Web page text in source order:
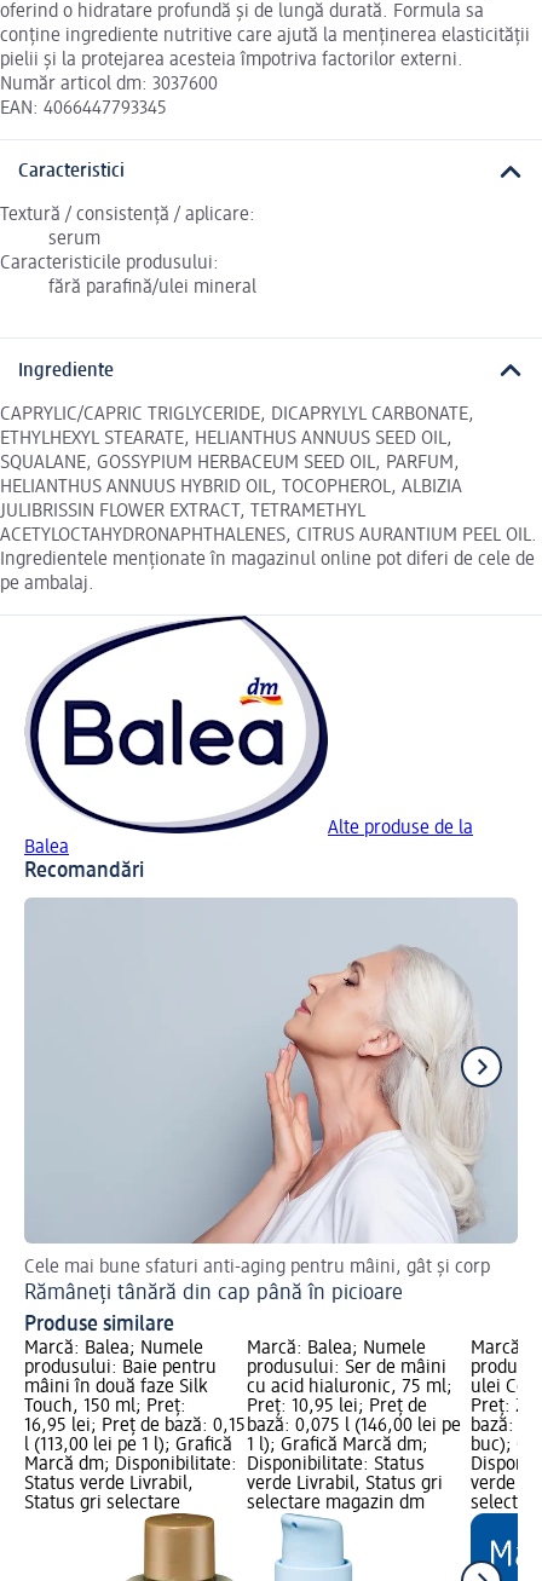
oferind o hidratare profundă și de lungă durată. Formula sa
conține ingrediente nutritive care ajută la menținerea elasticității
pielii și la protejarea acesteia împotriva factorilor externi.
Număr articol dm: 3037600
EAN: 4066447793345
Caracteristici
Textură / consistență / aplicare:
serum
Caracteristicile produsului:
fără parafină/ulei mineral
Ingrediente
CAPRYLIC/CAPRIC TRIGLYCERIDE, DICAPRYLYL CARBONATE,
ETHYLHEXYL STEARATE, HELIANTHUS ANNUUS SEED OIL,
SQUALANE, GOSSYPIUM HERBACEUM SEED OIL, PARFUM,
HELIANTHUS ANNUUS HYBRID OIL, TOCOPHEROL, ALBIZIA
JULIBRISSIN FLOWER EXTRACT, TETRAMETHYL
ACETYLOCTAHYDRONAPHTHALENES, CITRUS AURANTIUM PEEL OIL.
Ingredientele menționate în magazinul online pot diferi de cele de
pe ambalaj.
Alte produse de la
Balea
Recomandări
Cele mai bune sfaturi anti-aging pentru mâini, gât și corp
Rămâneți tânără din cap până în picioare
Produse similare
Marcă: Balea; Numele
produsului: Baie pentru
mâini în două faze Silk
Touch, 150 ml; Preț:
16,95 lei; Preț de bază: 0,15
l (113,00 lei pe 1 l); Grafică
Marcă dm; Disponibilitate:
Status verde Livrabil,
Status gri selectare
Marcă: Balea; Numele
produsului: Ser de mâini
cu acid hialuronic, 75 ml;
Preț: 10,95 lei; Preț de
bază: 0,075 l (146,00 lei pe
1 l); Grafică Marcă dm;
Disponibilitate: Status
verde Livrabil, Status gri
selectare magazin dm
Marcă:
ulei
Preț:
bază: 1
buc);
verde